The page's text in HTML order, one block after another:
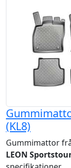
(KL8)
Gummimattor
LEON